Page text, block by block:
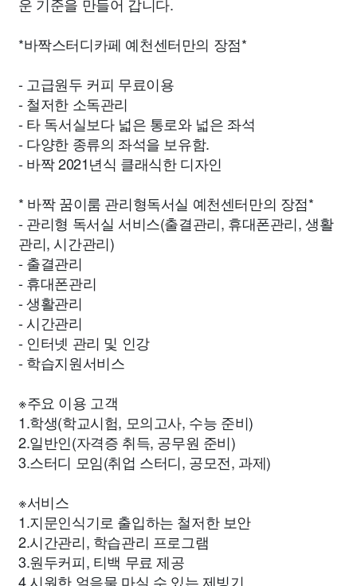
*바짝스터디카페 예천센터만의 장점*
- 고급원두 커피 무료이용
- 철저한 소독관리
- 타 독서실보다 넓은 통로와 넓은 좌석
- 다양한 종류의 좌석을 보유함.
- 바짝 2021년식 클래식한 디자인
* 바짝 꿈이룸 관리형독서실 예천센터만의 장점*
- 관리형 독서실 서비스(출결관리, 휴대폰관리, 생활
관리, 시간관리)
- 출결관리
- 휴대폰관리
- 생활관리
- 시간관리
- 인터넷 관리 및 인강
- 학습지원서비스
※주요 이용 고객
1.학생(학교시험, 모의고사, 수능 준비)
2.일반인(자격증 취득, 공무원 준비)
3.스터디 모임(취업 스터디, 공모전, 과제)
※서비스
1.지문인식기로 출입하는 철저한 보안
2.시간관리, 학습관리 프로그램
3.원두커피, 티백 무료 제공
4.시원한 얼음물 마실 수 있는 제빙기